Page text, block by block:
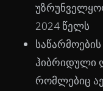
2024 წელს
ჰიბრიდული
რომლებიც